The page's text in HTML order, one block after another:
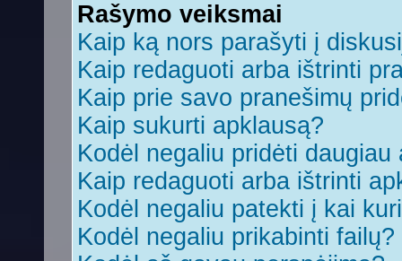
Rašymo veiksmai
Kaip ką nors parašyti į
Kaip redaguoti arba ištrinti
Kaip prie savo pranešimų
Kaip sukurti apklausą?
Kodėl negaliu pridėti
Kaip redaguoti arba ištrinti
Kodėl negaliu patekti į kai
Kodėl negaliu prikabinti failų?